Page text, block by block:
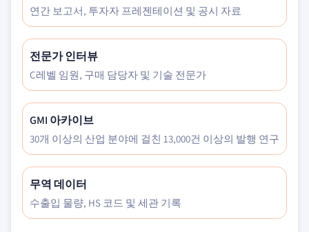
연간 보고서, 투자자 프레젠테이션 및 공시 자료
전문가 인터뷰
C레벨 임원, 구매 담당자 및 기술 전문가
GMI 아카이브
30개 이상의 산업 분야에 걸친 13,000건 이상의 발행 연구
무역 데이터
수출입 물량, HS 코드 및 세관 기록